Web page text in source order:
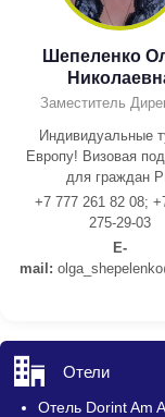
Шепеленко
Заместитель
Индивидуальные
Европу! Визовая
для граждан
+7 777 261 82 08;
275-29-03
E-
mail:
Отели
Отель Dorint Am